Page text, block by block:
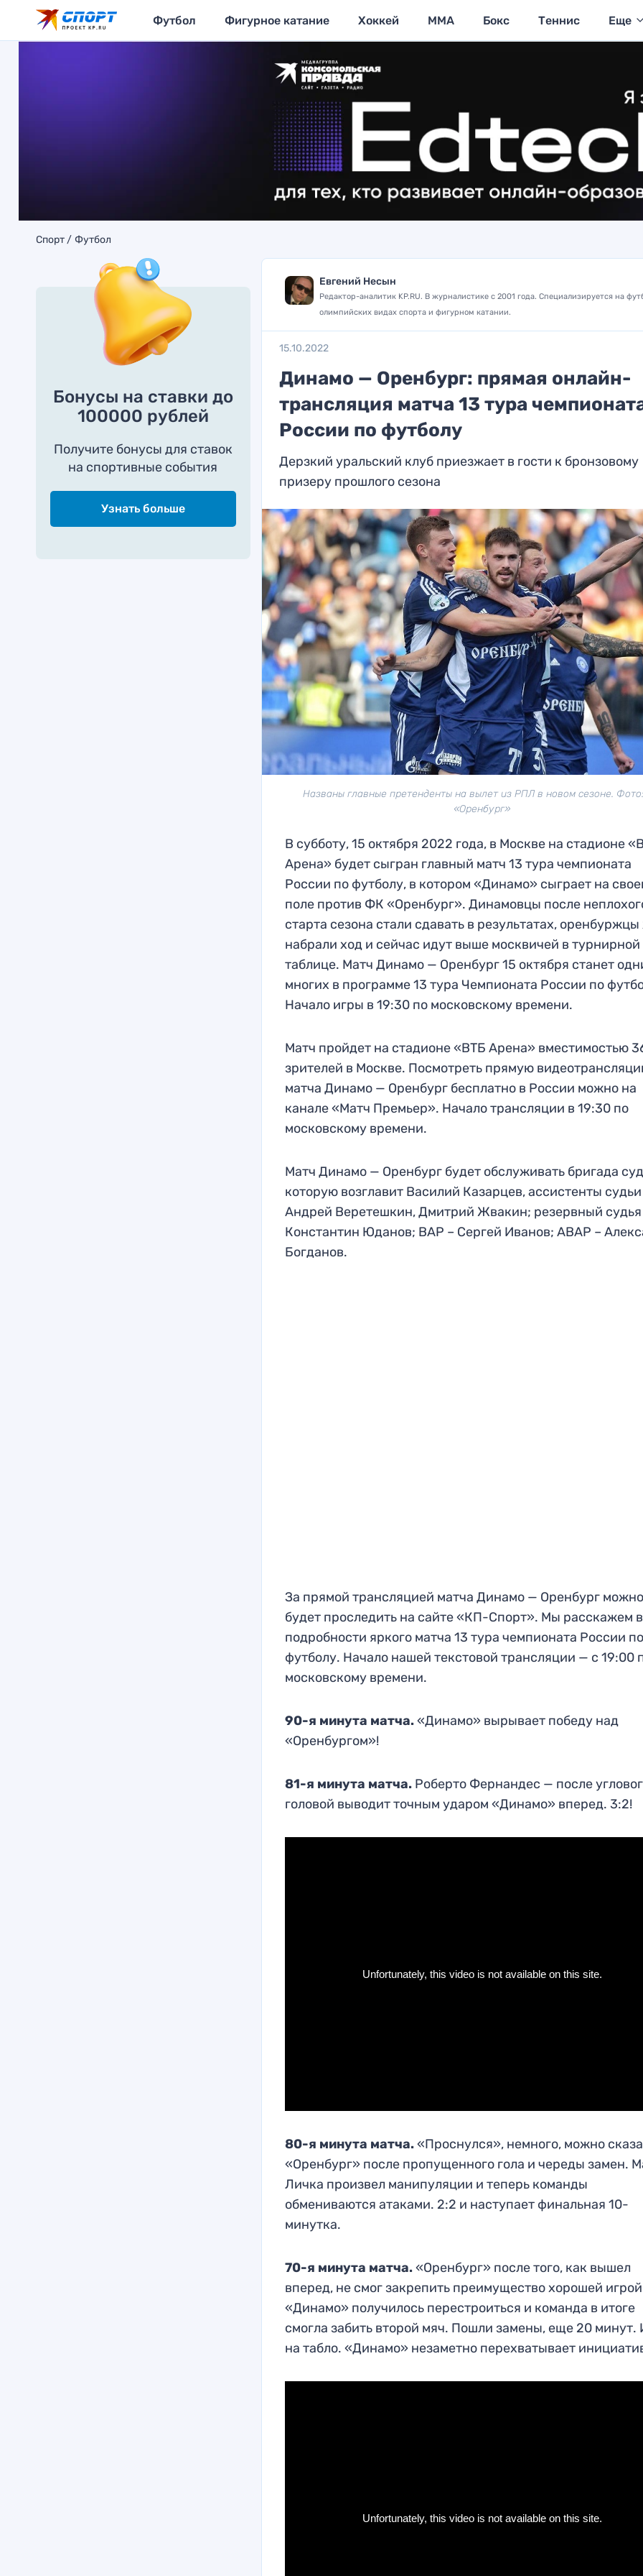
Футбол Фигурное катание Хоккей MMA Бокс Теннис Еще
Спорт Футбол
Бонусы на ставки до
100000 рублей
Получите бонусы для ставок
на спортивные события
Узнать больше
Евгений Несын
Редактор-аналитик KP.RU. В журналистике с 2001 года. Специализируется на
олимпийских видах спорта и фигурном катании.
15.10.2022
Динамо — Оренбург: прямая онлайн-
трансляция матча 13 тура
России по футболу
Дерзкий уральский клуб приезжает в гости к бронзовому
призеру прошлого сезона
Названы главные претенденты на вылет из РПЛ в новом сезоне.
«Оренбург»
В субботу, 15 октября 2022 года, в Москве на стадионе
Арена» будет сыгран главный матч 13 тура чемпионата
России по футболу, в котором «Динамо» сыграет на
поле против ФК «Оренбург». Динамовцы после
старта сезона стали сдавать в результатах,
набрали ход и сейчас идут выше москвичей в турнирной
таблице. Матч Динамо — Оренбург 15 октября станет
многих в программе 13 тура Чемпионата России по
Начало игры в 19:30 по московскому времени.
Матч пройдет на стадионе «ВТБ Арена» вместимостью
зрителей в Москве. Посмотреть прямую
матча Динамо — Оренбург бесплатно в России можно на
канале «Матч Премьер». Начало трансляции в 19:30 по
московскому времени.
Матч Динамо — Оренбург будет обслуживать бригада
которую возглавит Василий Казарцев, ассистенты
Андрей Веретешкин, Дмитрий Жвакин; резервный
Константин Юданов; ВАР – Сергей Иванов; АВАР –
Богданов.
За прямой трансляцией матча Динамо — Оренбург
будет проследить на сайте «КП-Спорт». Мы расскажем
подробности яркого матча 13 тура чемпионата России
футболу. Начало нашей текстовой трансляции — с 19:00
московскому времени.
90-я минута матча.«Динамо» вырывает победу над
«Оренбургом»!
81-я минута матча. Роберто Фернандес — после
головой выводит точным ударом «Динамо» вперед. 3:2!
80-я минута матча.«Проснулся», немного, можно
«Оренбург» после пропущенного гола и череды замен.
Личка произвел манипуляции и теперь команды
обмениваются атаками. 2:2 и наступает финальная 10-
минутка.
70-я минута матча.«Оренбург» после того, как вышел
вперед, не смог закрепить преимущество хорошей
«Динамо» получилось перестроиться и команда в итоге
смогла забить второй мяч. Пошли замены, еще 20 минут.
на табло. «Динамо» незаметно перехватывает